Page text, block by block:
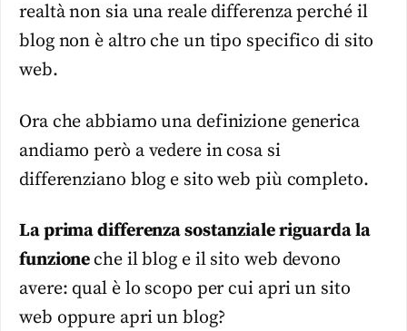
realtà non sia una reale differenza perché il
blog non è altro che un tipo specifico di sito
web.
Ora che abbiamo una definizione generica
andiamo però a vedere in cosa si
differenziano blog e sito web più completo.
La prima differenza sostanziale riguarda la
funzioneche il blog e il sito web devono
avere: qual è lo scopo per cui apri un sito
web oppure apri un blog?